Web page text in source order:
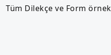
Tüm Dilekçe ve Form